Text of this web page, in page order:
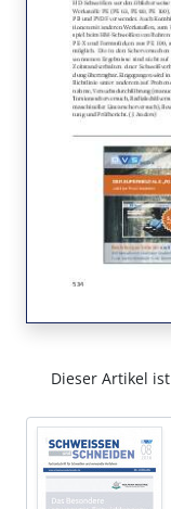
Dieser Artikel